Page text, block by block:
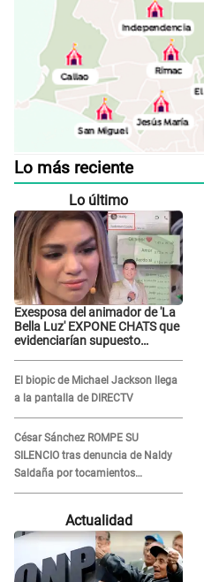
Lo más reciente
Lo último
Exesposa del animador de 'La
Bella Luz' EXPONE CHATS que
evidenciarían supuesto
pareja
El biopic de Michael Jackson llega
a la pantalla de DIRECTV
César Sánchez ROMPE SU
SILENCIO tras denuncia de Naldy
Saldaña por tocamientos
indebidos: "Pido respetar la
Actualidad